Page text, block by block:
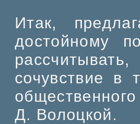
Итак,
достойному
сочувствие в
Д. Волоцкой.